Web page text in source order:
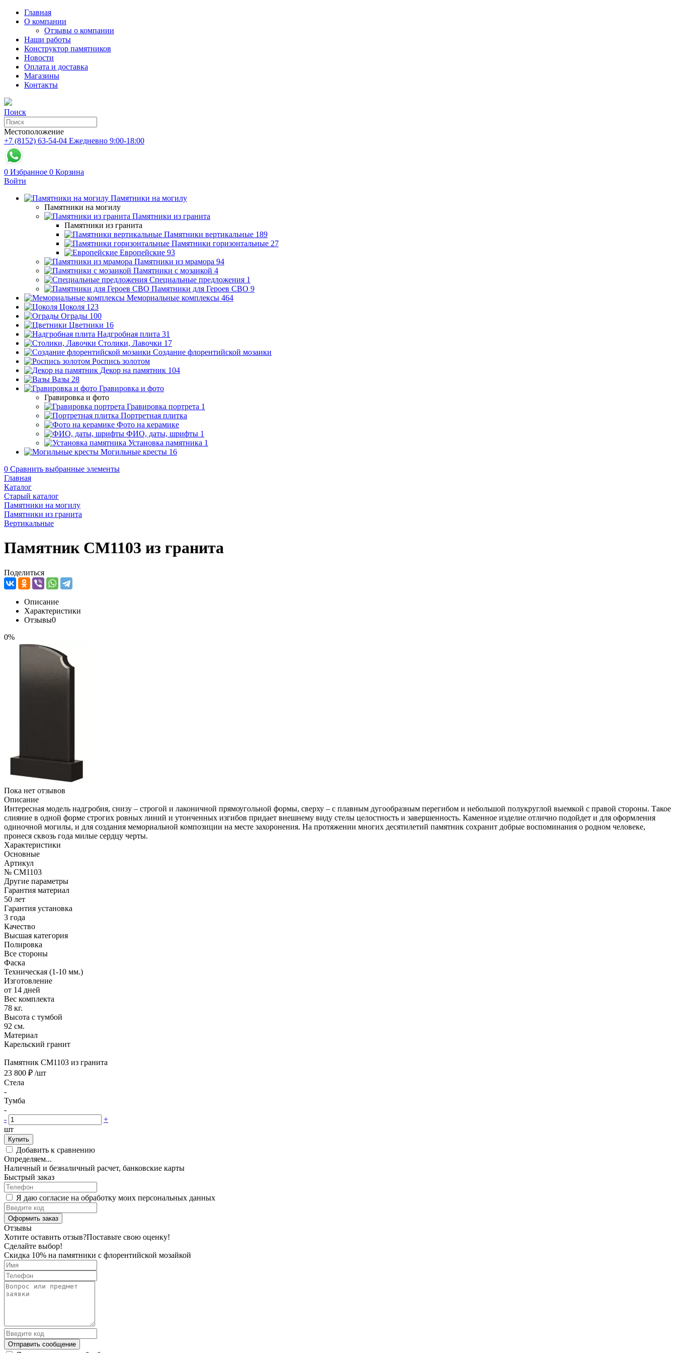
Главная
О компании
Отзывы о компании
Наши работы
Конструктор памятников
Новости
Оплата и доставка
Магазины
Контакты
Поиск
Местоположение
+7 (8152) 63-54-04 Ежедневно 9:00-18:00
0 Избранное 0 Корзина
Войти
Памятники на могилу
Памятники на могилу
Памятники из гранита
Памятники из гранита
Памятники вертикальные 189
Памятники горизонтальные 27
Европейские 93
Памятники из мрамора 94
Памятники с мозаикой 4
Специальные предложения 1
Памятники для Героев СВО 9
Мемориальные комплексы 464
Цоколя 123
Ограды 100
Цветники 16
Надгробная плита 31
Столики, Лавочки 17
Создание флорентийской мозаики
Роспись золотом
Декор на памятник 104
Вазы 28
Гравировка и фото
Гравировка и фото
Гравировка портрета 1
Портретная плитка
Фото на керамике
ФИО, даты, шрифты 1
Установка памятника 1
Могильные кресты 16
0 Сравнить выбранные элементы
Главная
Каталог
Старый каталог
Памятники на могилу
Памятники из гранита
Вертикальные
Памятник CM1103 из гранита
Поделиться
Описание
Характеристики
Отзывы0
0%
Пока нет отзывов
Описание
Интересная модель надгробия, снизу – строгой и лаконичной прямоугольной формы, сверху – с плавным дугообразным перегибом и небольшой полукруглой выемкой с правой стороны. Такое
слияние в одной форме строгих ровных линий и утонченных изгибов придает внешнему виду стелы целостность и завершенность. Каменное изделие отлично подойдет и для оформления
одиночной могилы, и для создания мемориальной композиции на месте захоронения. На протяжении многих десятилетий памятник сохранит добрые воспоминания о родном человеке,
пронеся сквозь года милые сердцу черты.
Характеристики
Основные
Артикул
№ CM1103
Другие параметры
Гарантия материал
50 лет
Гарантия установка
3 года
Качество
Высшая категория
Полировка
Все стороны
Фаска
Техническая (1-10 мм.)
Изготовление
от 14 дней
Вес комплекта
78 кг.
Высота с тумбой
92 см.
Материал
Карельский гранит
Памятник CM1103 из гранита
23 800 ₽ /шт
Стела
-
Тумба
-
-
+
шт
Купить
Добавить к сравнению
Определяем...
Наличный и безналичный расчет, банковские карты
Быстрый заказ
Я даю согласие на обработку моих персональных данных
Оформить заказ
Отзывы
Хотите оставить отзыв?Поставьте свою оценку!
Сделайте выбор!
Скидка 10% на памятники с флорентийской мозайкой
Отправить сообщение